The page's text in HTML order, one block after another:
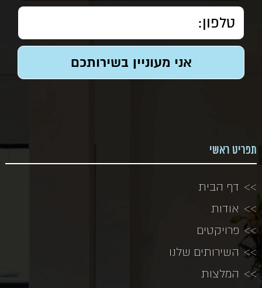
תפריט ראשי
דף הבית
אודות
פרויקטים
השירותים שלנו
המלצות